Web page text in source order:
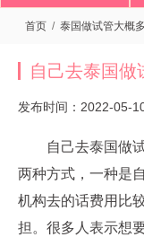
首页 / 泰国做试管大概
自己去泰国做
发布时间：2022-05-
自己去泰国做
两种方式，一种是
机构去的话费用比
担。很多人表示想